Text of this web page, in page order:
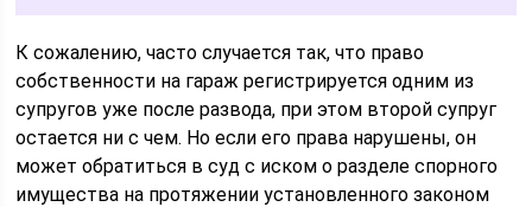
К сожалению, часто случается так, что право
собственности на гараж регистрируется одним из
супругов уже после развода, при этом второй супруг
остается ни с чем. Но если его права нарушены, он
может обратиться в суд с иском о разделе спорного
имущества на протяжении установленного законом